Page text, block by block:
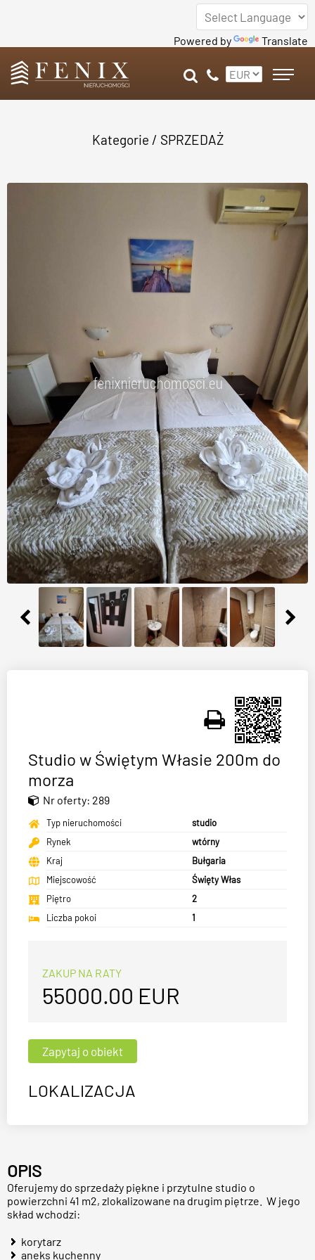
Powered by Translate
Kategorie / SPRZEDAŻ
Studio w Świętym Własie 200m do
morza
Nr oferty: 289
Typ nieruchomości
studio
Rynek
wtórny
Kraj
Bułgaria
Miejscowość
Święty Włas
Piętro
2
Liczba pokoi
1
ZAKUP NA RATY
55000.00 EUR
LOKALIZACJA
OPIS
Oferujemy do sprzedaży piękne i przytulne studio o
powierzchni 41 m2, zlokalizowane na drugim piętrze. W jego
skład wchodzi:
korytarz
aneks kuchenny